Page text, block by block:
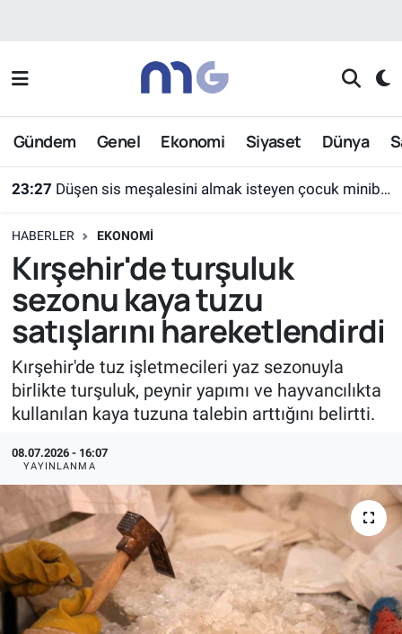
Gündem Genel Ekonomi Siyaset Dünya
23:27 Düşen sis meşalesini almak isteyen çocuk minibüsün altında kaldı
HABERLER EKONOMI
Kırşehir'de turşuluk
sezonu kaya tuzu
satışlarını hareketlendirdi
Kırşehir'de tuz işletmecileri yaz sezonuyla
birlikte turşuluk, peynir yapımı ve hayvancılıkta
kullanılan kaya tuzuna talebin arttığını belirtti.
08.07.2026 - 16:07
YAYINLANMA
Nöbetçi Eczaneler
Hava Durumu
Süper Lig Puan Durumu ve Fikstür
Tüm Manşetler
Son Dakika Haberleri
Haber Arşivi